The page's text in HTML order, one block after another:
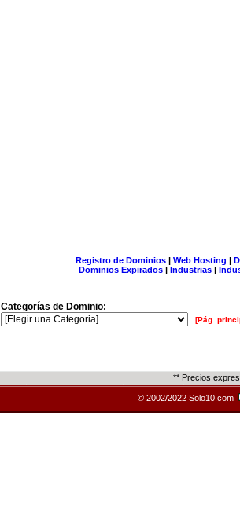
Registro de Dominios| Web Hosting |
Dominios Expirados | Industrias |
Categorías de Dominio:
[Pág.
** Precios
© 2002/2022 Solo10.com